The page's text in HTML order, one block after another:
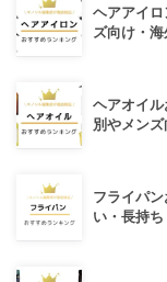
ヘアアイ
ズ向け・
ヘアオイ
別やメンズ
フライパ
い・長持ち